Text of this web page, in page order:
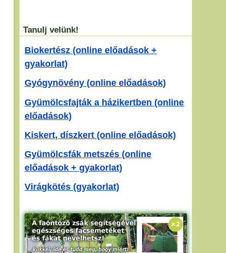
Tanulj velünk!
Biokertész (online előadások +
gyakorlat)
Gyógynövény (online előadások)
Gyümölcsfajták a házikertben (online
előadások)
Kiskert, díszkert (online előadások)
Gyümölcsfák metszés (online
előadások + gyakorlat)
Virágkötés (gyakorlat)